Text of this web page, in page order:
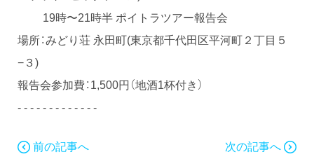
19時〜21時半 ポイトラツアー報告会
場所：みどり荘 永田町(東京都千代田区平河町２丁目５
−３)
報告会参加費：1,500円（地酒1杯付き）
- - - - - - - - - - - - -
前の記事へ 次の記事へ